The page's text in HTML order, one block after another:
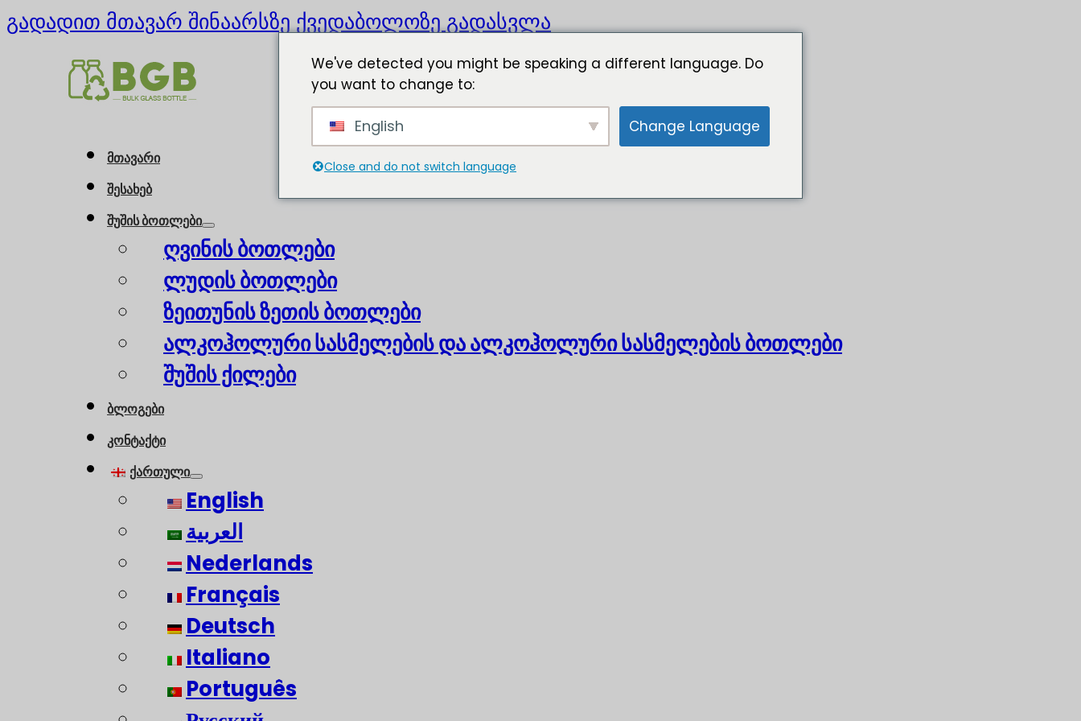
გადადით მთავარ შინაარსზექვედაბოლოზე გადასვლა
მთავარი
შესახებ
შუშის ბოთლები
ღვინის ბოთლები
ლუდის ბოთლები
ზეითუნის ზეთის ბოთლები
ალკოჰოლური სასმელების და ალკოჰოლური სასმელების ბოთლები
შუშის ქილები
ბლოგები
კონტაქტი
ქართული
English
العربية
Nederlands
Français
Deutsch
Italiano
Português
We've detected you might be speaking a different language. Do
you want to change to:
English Change Language
Close and do not switch language